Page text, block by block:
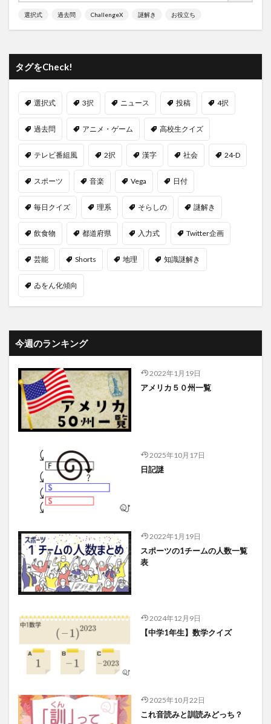
選択式 過去問 ChallengeX 謎解き お役立ち
タグをCheck!
選択式 3択 ニュース 投稿 4択
過去問 アニメ・ゲーム 高校生クイズ
テレビ番組風 2択 漢字 社会 24-D
スポーツ 音楽 Vega 日付
毎日クイズ 理系 そらしの 謎解き
飲食物 都道府県 入力式 Twitter企画
芸能 Shorts 地理 知識謎解き
ゐをん化傾向
今週のランキング
2022年1月19日
アメリカ５０州一覧
2025年10月17日
日記謎
2022年1月19日
スポーツの1チームの人数一覧
表
2024年12月9日
【中学1年生】数学クイズ
2025年10月22日
これ音読みと訓読みどっち？